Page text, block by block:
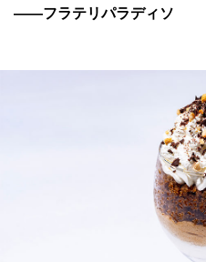
——フラテリパラディソ